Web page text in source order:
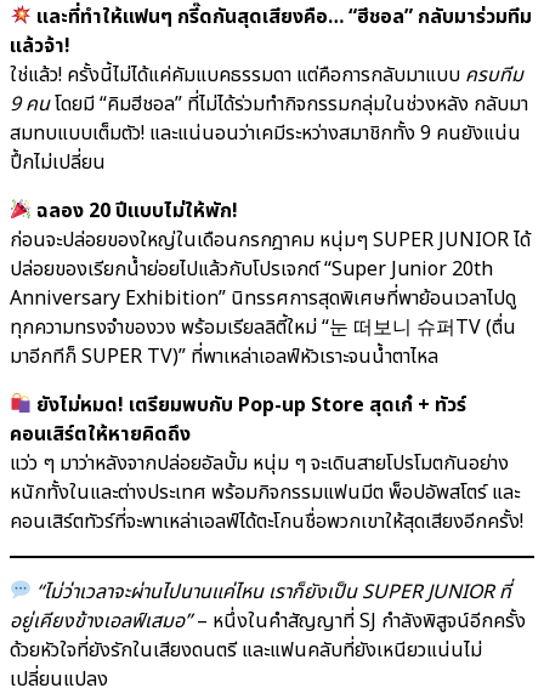
และที่ทำให้แฟนๆ กรี๊ดกันสุดเสียงคือ… “ฮีชอล” กลับมาร่วมทีม
แล้วจ้า!
ใช่แล้ว! ครั้งนี้ไม่ได้แค่คัมแบคธรรมดา แต่คือการกลับมาแบบ ครบทีม
9 คนโดยมี “คิมฮีชอล” ที่ไม่ได้ร่วมทำกิจกรรมกลุ่มในช่วงหลัง กลับมา
สมทบแบบเต็มตัว! และแน่นอนว่าเคมีระหว่างสมาชิกทั้ง 9 คนยังแน่น
ปึ้กไม่เปลี่ยน
ฉลอง 20 ปีแบบไม่ให้พัก!
ก่อนจะปล่อยของใหญ่ในเดือนกรกฎาคม หนุ่มๆ SUPER JUNIOR ได้
ปล่อยของเรียกน้ำย่อยไปแล้วกับโปรเจกต์ “Super Junior 20th
Anniversary Exhibition” นิทรรศการสุดพิเศษที่พาย้อนเวลาไปดู
ทุกความทรงจำของวง พร้อมเรียลลิตี้ใหม่ “눈 떠보니 슈퍼TV (ตื่น
มาอีกทีก็ SUPER TV)” ที่พาเหล่าเอลฟ์หัวเราะจนน้ำตาไหล
ยังไม่หมด! เตรียมพบกับ Pop-up Store สุดเก๋ + ทัวร์
คอนเสิร์ตให้หายคิดถึง
แว่ว ๆ มาว่าหลังจากปล่อยอัลบั้ม หนุ่ม ๆ จะเดินสายโปรโมตกันอย่าง
หนักทั้งในและต่างประเทศ พร้อมกิจกรรมแฟนมีต พ็อปอัพสโตร์ และ
คอนเสิร์ตทัวร์ที่จะพาเหล่าเอลฟ์ได้ตะโกนชื่อพวกเขาให้สุดเสียงอีกครั้ง!
“ไม่ว่าเวลาจะผ่านไปนานแค่ไหน เราก็ยังเป็น SUPER JUNIOR ที่
อยู่เคียงข้างเอลฟ์เสมอ”– หนึ่งในคำสัญญาที่ SJ กำลังพิสูจน์อีกครั้ง
ด้วยหัวใจที่ยังรักในเสียงดนตรี และแฟนคลับที่ยังเหนียวแน่นไม่
เปลี่ยนแปลง